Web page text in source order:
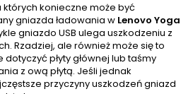
konieczne może być
gniazda ładowania w Lenovo Yoga
gniazdo USB ulega uszkodzeniu z
Rzadziej, ale również może się to
płyty głównej lub taśmy
z ową płytą. Jeśli jednak
przyczyny uszkodzeń gniazd